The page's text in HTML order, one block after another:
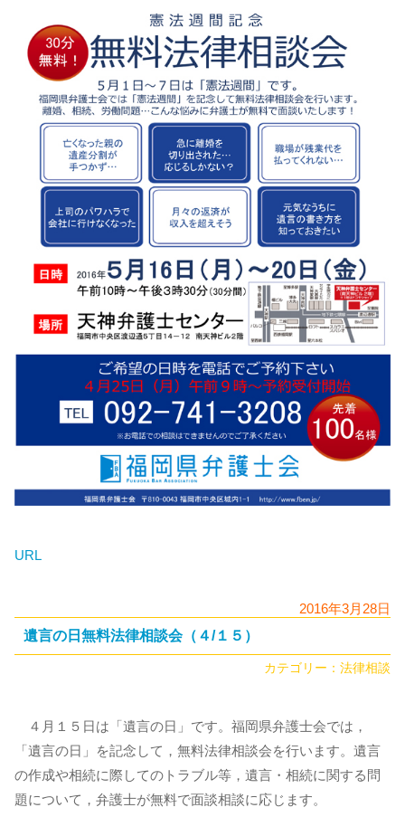
URL
2016年3月28日
遺言の日無料法律相談会（４/１５）
カテゴリー： 法律相談
４月１５日は「遺言の日」です。福岡県弁護士会では，
「遺言の日」を記念して，無料法律相談会を行います。遺言
の作成や相続に際してのトラブル等，遺言・相続に関する問
題について，弁護士が無料で面談相談に応じます。